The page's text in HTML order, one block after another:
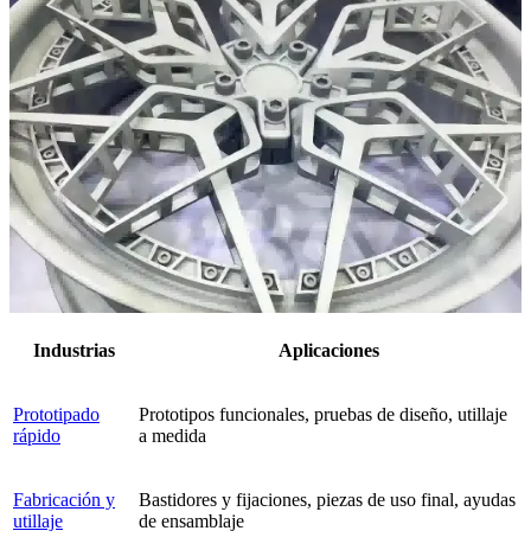
Industrias Aplicaciones
Prototipado
rápido
Prototipos funcionales, pruebas de diseño, utillaje
a medida
Fabricación y
utillaje
Bastidores y fijaciones, piezas de uso final, ayudas
de ensamblaje